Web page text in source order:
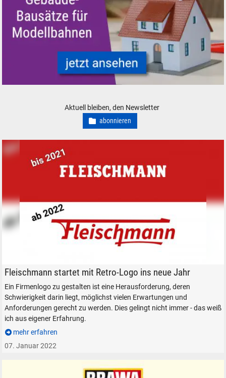
Aktuell bleiben, den Newsletter
abonnieren
Fleischmann-Retro-Logo 2022
Fleischmann startet mit Retro-Logo ins neue Jahr
Ein Firmenlogo zu gestalten ist eine Herausforderung, deren
Schwierigkeit darin liegt, möglichst vielen Erwartungen und
Anforderungen gerecht zu werden. Dies gelingt nicht immer - das weiß
ich aus eigener Erfahrung.
mehr erfahren
07. Januar 2022